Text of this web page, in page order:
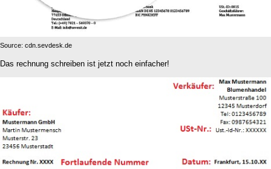
Source: cdn.sevdesk.de
Das rechnung schreiben ist jetzt noch einfacher!